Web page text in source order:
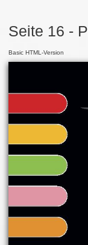
Seite 16 -
Basic HTML-Version